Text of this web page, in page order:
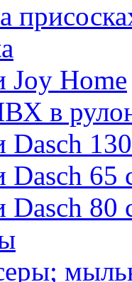
Joy Home
в
Dasch
Dasch 65
Dasch 80